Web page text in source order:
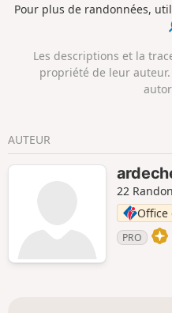
Pour plus de randonnées,
Les descriptions et la
propriété de leur
AUTEUR
22
Office
PRO